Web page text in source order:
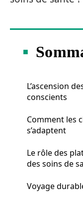
L’ascension
conscients
Comment les
s’adaptent
Le rôle des
des soins de
Voyage